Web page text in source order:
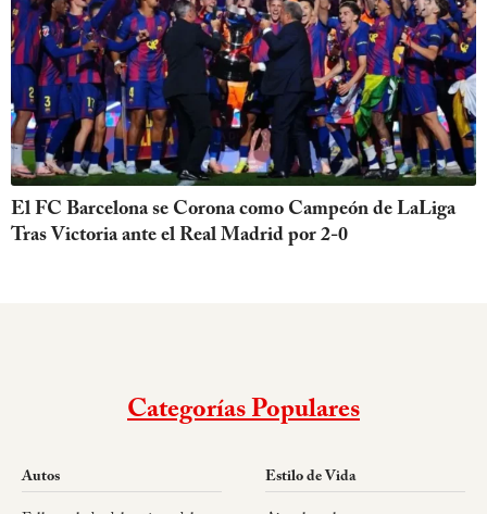
El FC Barcelona se Corona como Campeón de LaLiga
Tras Victoria ante el Real Madrid por 2-0
Categorías Populares
Autos Estilo de Vida